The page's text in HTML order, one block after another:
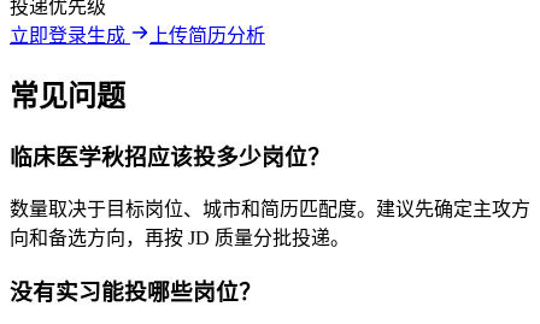
投递优先级
立即登录生成
上传简历分析
常见问题
临床医学秋招应该投多少岗位？
数量取决于目标岗位、城市和简历匹配度。建议先确定主攻方
向和备选方向，再按 JD 质量分批投递。
没有实习能投哪些岗位？